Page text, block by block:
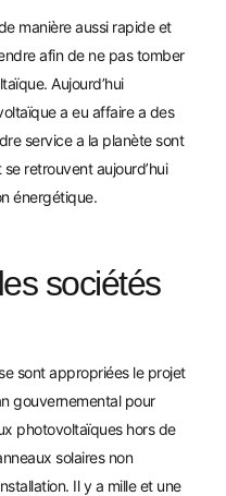
manière aussi rapide et
afin de ne pas tomber
Aujourd’hui
a eu affaire a des
service a la planète sont
retrouvent aujourd’hui
énergétique.
sociétés
sont appropriées le projet
gouvernemental pour
photovoltaïques hors de
solaires non
Il y a mille et une